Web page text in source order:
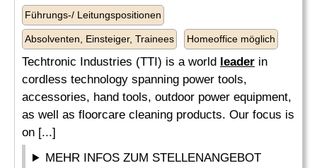
Führungs-/ Leitungspositionen
Absolventen, Einsteiger, Trainees Homeoffice möglich
Techtronic Industries (TTI) is a world leader in
cordless technology spanning power tools,
accessories, hand tools, outdoor power equipment,
as well as floorcare cleaning products. Our focus is
on [...]
MEHR INFOS ZUM STELLENANGEBOT